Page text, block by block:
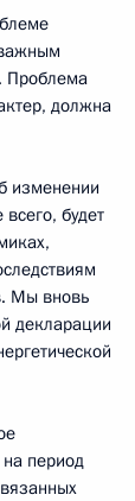
Проблема
должна
изменении
будет
Мы вновь
декларации
на период